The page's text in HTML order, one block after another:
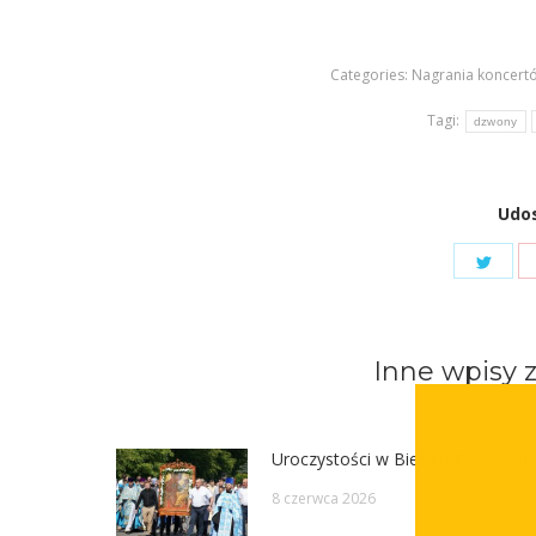
Categories: Nagrania
Tagi: dzwony
Inne wpisy
Uroczystości w Bielsku Podlaskim
8 czerwca 2026